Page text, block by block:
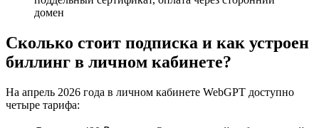
домен
Сколько стоит подписка и как устроен
биллинг в личном кабинете?
На апрель 2026 года в личном кабинете WebGPT доступно
четыре тарифа: